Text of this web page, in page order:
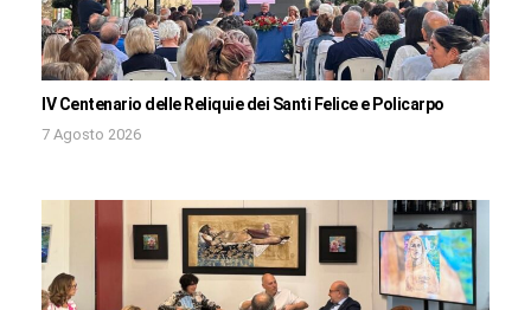
IV Centenario delle Reliquie dei Santi Felice e Policarpo
7 Agosto 2026